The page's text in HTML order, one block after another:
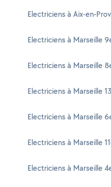
Electriciens à Aix-en-
Electriciens à Marseille
Electriciens à Marseille
Electriciens à Marseille
Electriciens à Marseille
Electriciens à Marseille
Electriciens à Marseille